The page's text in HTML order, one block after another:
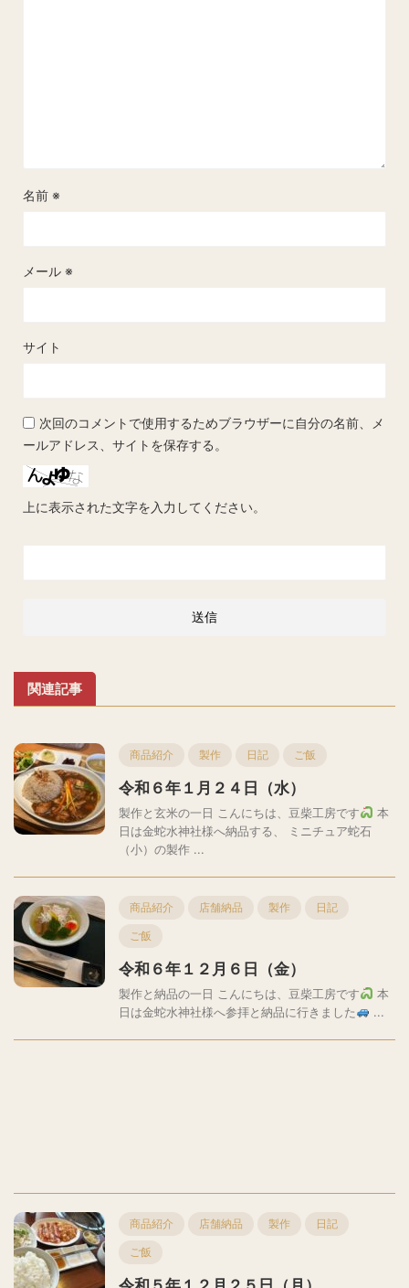
名前 ※
メール ※
サイト
次回のコメントで使用するためブラウザーに自分の名前、メ
ールアドレス、サイトを保存する。
上に表示された文字を入力してください。
関連記事
商品紹介 製作 日記 ご飯
令和６年１月２４日（水）
製作と玄米の一日 こんにちは、豆柴工房です
本
日は金蛇水神社様へ納品する、 ミニチュア蛇石
（小）の製作 ...
商品紹介 店舗納品 製作 日記
ご飯
令和６年１２月６日（金）
製作と納品の一日 こんにちは、豆柴工房です
本
日は金蛇水神社様へ参拝と納品に行きました
...
商品紹介 店舗納品 製作 日記
ご飯